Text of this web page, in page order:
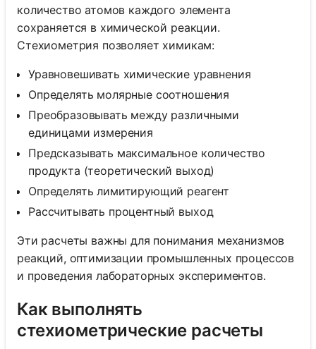
количество атомов каждого элемента
сохраняется в химической реакции.
Стехиометрия позволяет химикам:
Уравновешивать химические уравнения
Определять молярные соотношения
Преобразовывать между различными
единицами измерения
Предсказывать максимальное количество
продукта (теоретический выход)
Определять лимитирующий реагент
Рассчитывать процентный выход
Эти расчеты важны для понимания механизмов
реакций, оптимизации промышленных процессов
и проведения лабораторных экспериментов.
Как выполнять
стехиометрические расчеты